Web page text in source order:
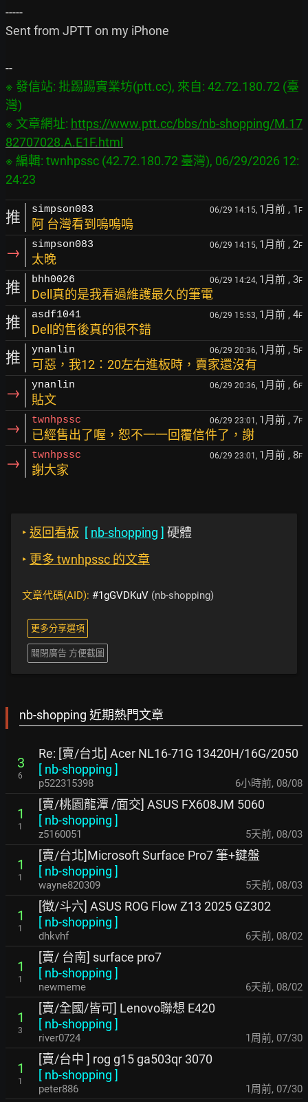
-----
Sent from JPTT on my iPhone
※ 發信站: 批踢踢實業坊(ptt.cc), 來自: 42.72.180.72 (臺
灣)
※ 文章網址: https://www.ptt.cc/bbs/nb-shopping/M.17
82707028.A.E1F.html
※ 編輯: twnhpssc (42.72.180.72 臺灣), 06/29/2026 12:
推 simpson083 06/29 14:15, 1月前 , 1 F
阿 台灣看到嗚嗚嗚
→ simpson083 06/29 14:15, 1月前 , 2F
太晚
推 bhh0026 06/29 14:24, 1月前 , 3F
Dell真的是我看過維護最久的筆電
推 asdf1041 06/29 15:53, 1月前 , 4F
Dell的售後真的很不錯
推 ynanlin 06/29 20:36, 1月前 , 5F
可惡，我12：20左右進板時，賣家還沒有
→ ynanlin 06/29 20:36, 1月前 , 6F
貼文
→ twnhpssc 06/29 23:01, 1月前 , 7F
已經售出了喔，恕不一一回覆信件了，謝
→ twnhpssc 06/29 23:01, 1月前 , 8F
謝大家
‣ 返回看板 [ nb-shopping ] 硬體
‣ 更多 twnhpssc 的文章
文章代碼(AID): #1gGVDKuV (nb-shopping)
更多分享選項
關閉廣告 方便截圖
nb-shopping 近期熱門文章
3
6
Re: [賣/台北] Acer NL16-71G 13420H/16G/2050
[ nb-shopping ]
p522315398 6小時前, 08/08
1
1
[賣/桃園龍潭 /面交] ASUS FX608JM 5060
[ nb-shopping ]
z5160051 5天前, 08/03
1
1
[賣/台北]Microsoft Surface Pro7 筆+鍵盤
[ nb-shopping ]
wayne820309 5天前, 08/03
1
1
[徵/斗六] ASUS ROG Flow Z13 2025 GZ302
[ nb-shopping ]
dhkvhf 6天前, 08/02
1
1
[賣/ 台南] surface pro7
[ nb-shopping ]
newmeme 6天前, 08/02
1
3
[賣/全國/皆可] Lenovo聯想 E420
[ nb-shopping ]
river0724 1周前, 07/30
1
1
[賣/台中 ] rog g15 ga503qr 3070
[ nb-shopping ]
peter886 1周前, 07/30